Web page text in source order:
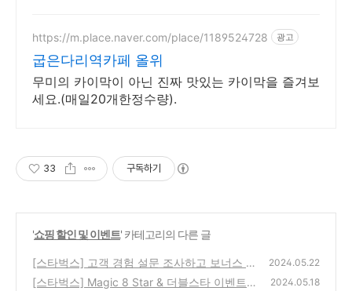
https://m.place.naver.com/place/1189524728 광고
굽은다리역카페 올위
무미의 카이막이 아닌 진짜 맛있는 카이막을 즐겨보
세요.(매일20개한정수량).
33 구독하기
'쇼핑 할인 및 이벤트' 카테고리의 다른 글
[스타벅스] 고객 경험 설문 조사하고 보너스 별
⭐ 1개 적립 받은 후기
(72)
2024.05.22
[스타벅스] Magic 8 Star & 더블스타 이벤트
2024.05.18